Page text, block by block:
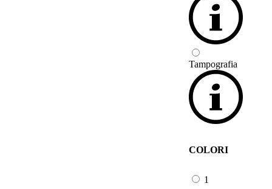
Tampografia
COLORI
1